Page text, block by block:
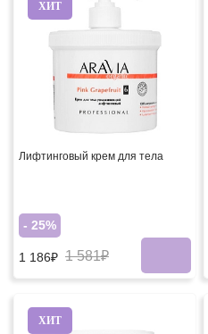
ХИТ
Лифтинговый крем для тела
- 25%
1 186₽ 1 581₽
ХИТ